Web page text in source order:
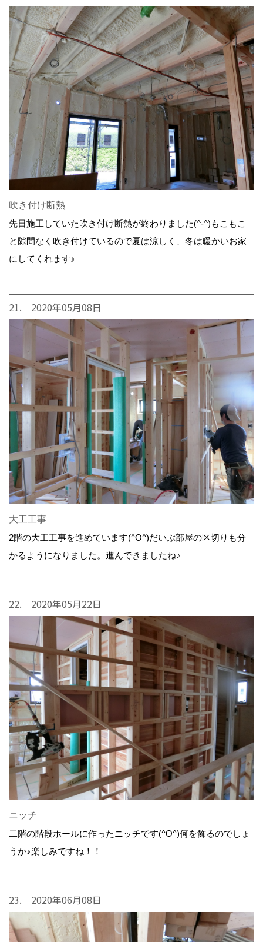
吹き付け断熱
先日施工していた吹き付け断熱が終わりました(^-^)もこもこ
と隙間なく吹き付けているので夏は涼しく、冬は暖かいお家
にしてくれます♪
21. 2020年05月08日
大工工事
2階の大工工事を進めています(^O^)だいぶ部屋の区切りも分
かるようになりました。進んできましたね♪
22. 2020年05月22日
ニッチ
二階の階段ホールに作ったニッチです(^O^)何を飾るのでしょ
うか♪楽しみですね！！
23. 2020年06月08日